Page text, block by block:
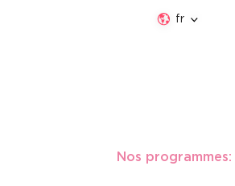
fr
Nos programmes: